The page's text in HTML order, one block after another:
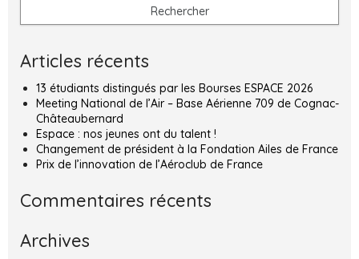
Articles récents
13 étudiants distingués par les Bourses ESPACE 2026
Meeting National de l’Air – Base Aérienne 709 de Cognac-
Châteaubernard
Espace : nos jeunes ont du talent !
Changement de président à la Fondation Ailes de France
Prix de l’innovation de l’Aéroclub de France
Commentaires récents
Archives